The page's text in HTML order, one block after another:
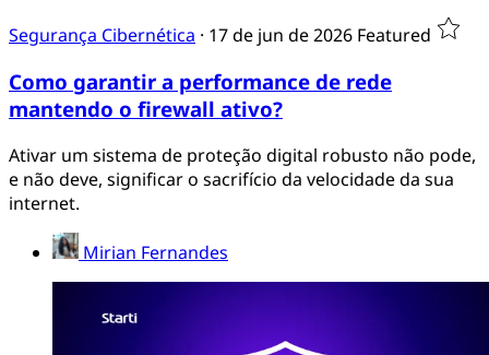
Segurança Cibernética · 17 de jun de 2026 Featured
Como garantir a performance de rede
mantendo o firewall ativo?
Ativar um sistema de proteção digital robusto não pode,
e não deve, significar o sacrifício da velocidade da sua
internet.
Mirian Fernandes